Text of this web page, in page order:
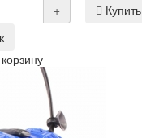
+
Купить